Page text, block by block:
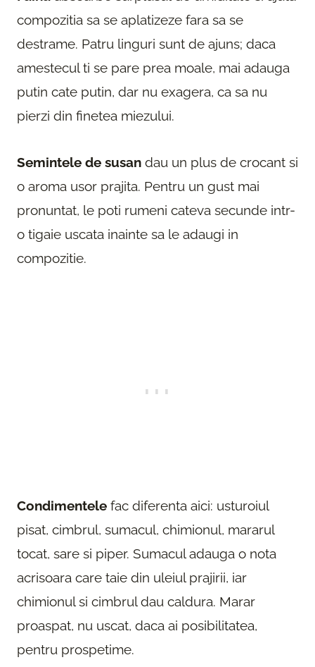
compozitia sa se aplatizeze fara sa se
destrame. Patru linguri sunt de ajuns; daca
amestecul ti se pare prea moale, mai adauga
putin cate putin, dar nu exagera, ca sa nu
pierzi din finetea miezului.
Semintele de susan dau un plus de crocant si
o aroma usor prajita. Pentru un gust mai
pronuntat, le poti rumeni cateva secunde intr-
o tigaie uscata inainte sa le adaugi in
compozitie.
Condimentele fac diferenta aici: usturoiul
pisat, cimbrul, sumacul, chimionul, mararul
tocat, sare si piper. Sumacul adauga o nota
acrisoara care taie din uleiul prajirii, iar
chimionul si cimbrul dau caldura. Marar
proaspat, nu uscat, daca ai posibilitatea,
pentru prospetime.